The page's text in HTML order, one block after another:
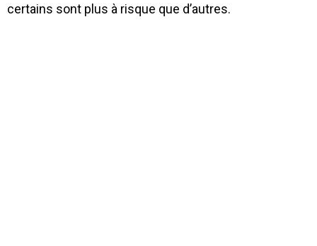
certains sont plus à risque que d’autres.